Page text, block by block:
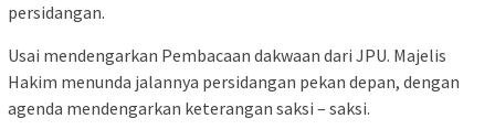
persidangan.
Usai mendengarkan Pembacaan dakwaan dari JPU. Majelis
Hakim menunda jalannya persidangan pekan depan, dengan
agenda mendengarkan keterangan saksi – saksi.